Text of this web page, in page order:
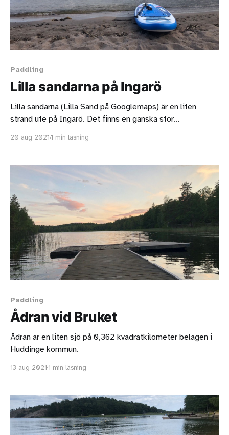
Paddling
Lilla sandarna på Ingarö
Lilla sandarna (Lilla Sand på Googlemaps) är en liten
strand ute på Ingarö. Det finns en ganska stor
en bit bort. På varma dagar är detta ett populärt resmål.
perfekt om man
20 aug 20211 min läsning
Paddling
Ådran vid Bruket
Ådran är en liten sjö på 0,362 kvadratkilometer belägen i
Huddinge kommun.
13 aug 20211 min läsning